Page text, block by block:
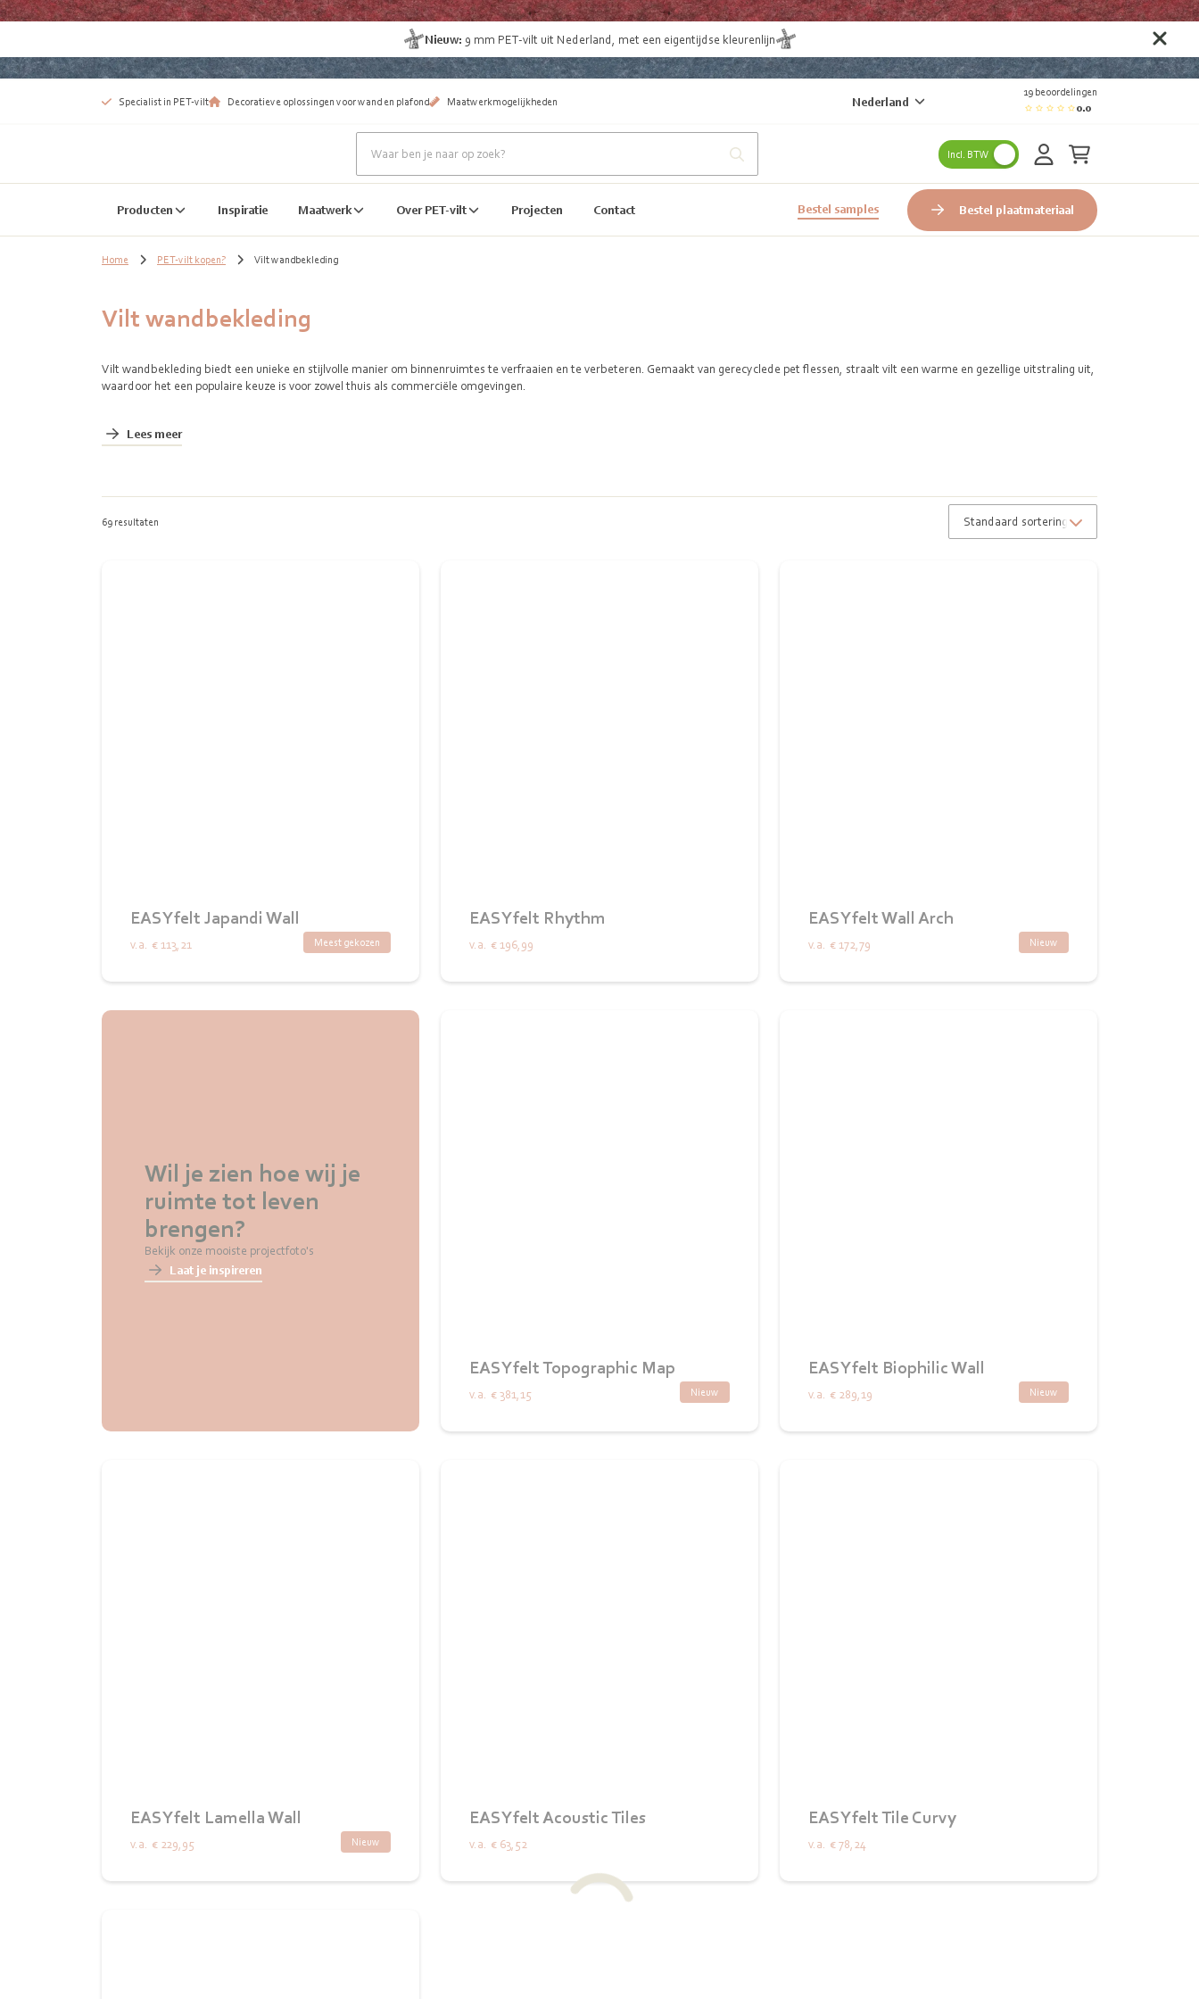
Nieuw: 9 mm PET-vilt uit Nederland , met een eigentijdse kleurenlijn
Specialist in PET-vilt Decoratieve oplossingen voor wand en plafond Maatwerkmogelijkheden Nederland
19 beoordelingen
0.0
Incl. BTW
Producten Inspiratie Maatwerk Over PET-vilt Projecten Contact Bestel samples Bestel plaatmateriaal
Home PET-vilt kopen? Vilt wandbekleding
Vilt wandbekleding
Vilt wandbekleding biedt een unieke en stijlvolle manier om binnenruimtes te verfraaien en te verbeteren. Gemaakt van gerecyclede pet flessen, straalt vilt een warme en gezellige uitstraling uit,
waardoor het een populaire keuze is voor zowel thuis als commerciële omgevingen.
Lees meer
69 resultaten
EASYfelt Japandi Wall
Meest gekozen
v.a. € 113,21
EASYfelt Rhythm
v.a. € 196,99
EASYfelt Wall Arch
Nieuw
v.a. € 172,79
Wil je zien hoe wij je
ruimte tot leven
brengen?
Bekijk onze mooiste projectfoto's
Laat je inspireren
EASYfelt Topographic Map
Nieuw
v.a. € 381,15
EASYfelt Biophilic Wall
Nieuw
v.a. € 289,19
EASYfelt Lamella Wall
Nieuw
v.a. € 229,95
EASYfelt Acoustic Tiles
v.a. € 63,52
EASYfelt Tile Curvy
v.a. € 78,24